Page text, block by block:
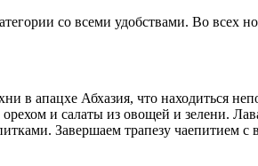
со всеми удобствами. Во всех
в апацхе Абхазия, что находиться
и салаты из овощей и зелени.
Завершаем трапезу чаепитием с